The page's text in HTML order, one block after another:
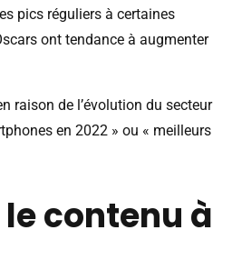
pics réguliers à certaines
ont tendance à augmenter
raison de l’évolution du secteur
en 2022 » ou « meilleurs
contenu à